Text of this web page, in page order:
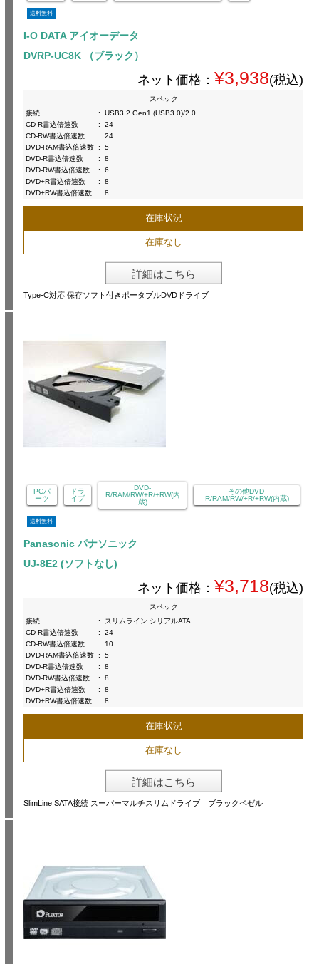
送料無料
I-O DATA アイオーデータ
DVRP-UC8K （ブラック）
ネット価格： ¥3,938(税込)
スペック
接続
:
USB3.2 Gen1 (USB3.0)/2.0
CD-R書込倍速数
:
24
CD-RW書込倍速数
:
24
DVD-RAM書込倍速数 :
5
DVD-R書込倍速数
:
8
DVD-RW書込倍速数
:
6
DVD+R書込倍速数
:
8
DVD+RW書込倍速数
: 8
在庫状況
在庫なし
詳細はこちら
Type-C対応 保存ソフト付きポータブルDVDドライブ
PCパ
ーツ
ドラ
イブ
DVD-
R/RAM/RW/+R/+RW(内
蔵)
その他DVD-
R/RAM/RW/+R/+RW(内蔵)
送料無料
Panasonic パナソニック
UJ-8E2 (ソフトなし)
ネット価格： ¥3,718(税込)
スペック
接続
:
スリムライン シリアルATA
CD-R書込倍速数
:
24
CD-RW書込倍速数
:
10
DVD-RAM書込倍速数 :
5
DVD-R書込倍速数
:
8
DVD-RW書込倍速数
:
8
DVD+R書込倍速数
:
8
DVD+RW書込倍速数
: 8
在庫状況
在庫なし
詳細はこちら
SlimLine SATA接続 スーパーマルチスリムドライブ ブラックベゼル